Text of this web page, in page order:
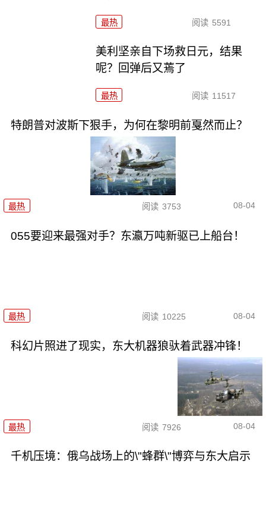
最热 阅读 5591
美利坚亲自下场救日元，结果
呢？回弹后又蔫了
最热 阅读 11517
特朗普对波斯下狠手，为何在黎明前戛然而止？
最热 阅读 3753 08-04
055要迎来最强对手？东瀛万吨新驱已上船台！
最热 阅读 10225 08-04
科幻片照进了现实，东大机器狼驮着武器冲锋！
最热 阅读 7926 08-04
千机压境：俄乌战场上的\"蜂群\"博弈与东大启示